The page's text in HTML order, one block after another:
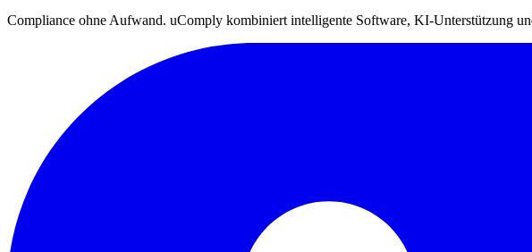
Compliance ohne Aufwand. uComply kombiniert intelligente Software, KI-Unterstützung